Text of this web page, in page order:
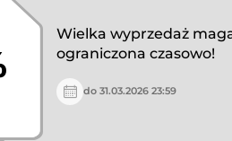
Wielka wyprzedaż
ograniczona czasowo!
do 31.03.2026 23:59